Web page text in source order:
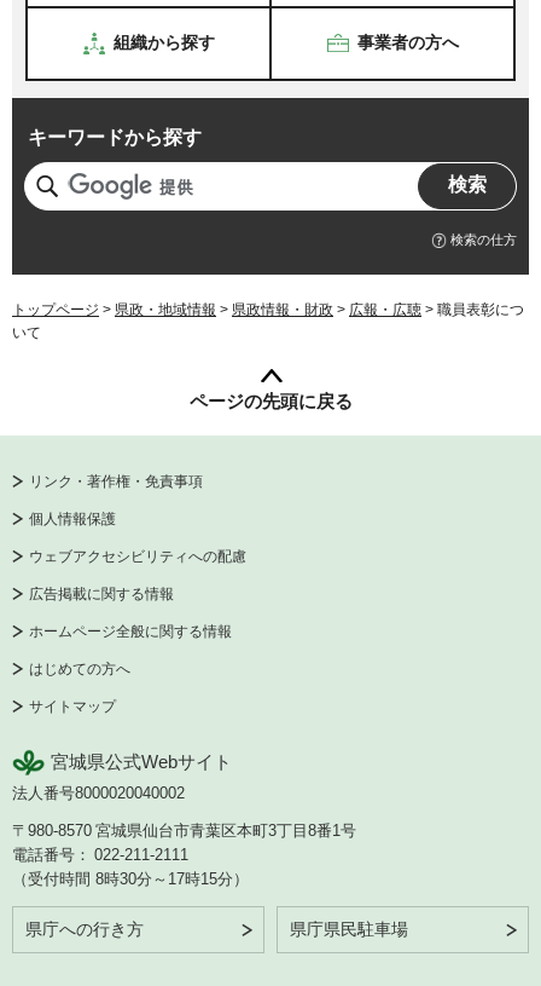
組織から探す 事業者の方へ
キーワードから探す
検索の仕方
トップページ > 県政・地域情報 > 県政情報・財政 > 広報・広聴 > 職員表彰につ
いて
ページの先頭に戻る
リンク・著作権・免責事項
個人情報保護
ウェブアクセシビリティへの配慮
広告掲載に関する情報
ホームページ全般に関する情報
はじめての方へ
サイトマップ
宮城県公式Webサイト
法人番号8000020040002
〒980-8570 宮城県仙台市青葉区本町3丁目8番1号
電話番号： 022-211-2111
（受付時間 8時30分～17時15分）
県庁への行き方 県庁県民駐車場